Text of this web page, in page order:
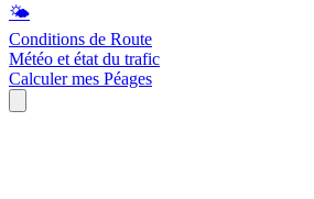
🌤️
Conditions de Route
Météo et état du trafic
Calculer mes Péages